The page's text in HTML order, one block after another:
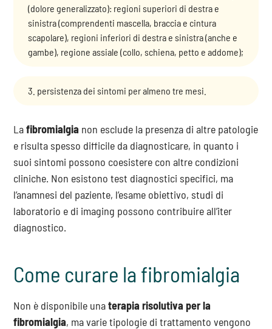
(dolore generalizzato): regioni superiori di destra e
sinistra (comprendenti mascella, braccia e cintura
scapolare), regioni inferiori di destra e sinistra (anche e
gambe), regione assiale (collo, schiena, petto e addome);
persistenza dei sintomi per almeno tre mesi.
Lafibromialgia non esclude la presenza di altre patologie
e risulta spesso difficile da diagnosticare, in quanto i
suoi sintomi possono coesistere con altre condizioni
cliniche. Non esistono test diagnostici specifici, ma
l’anamnesi del paziente, l’esame obiettivo, studi di
laboratorio e di imaging possono contribuire all’iter
diagnostico.
Come curare la fibromialgia
Non è disponibile unaterapia risolutiva per la
fibromialgia, ma varie tipologie di trattamento vengono